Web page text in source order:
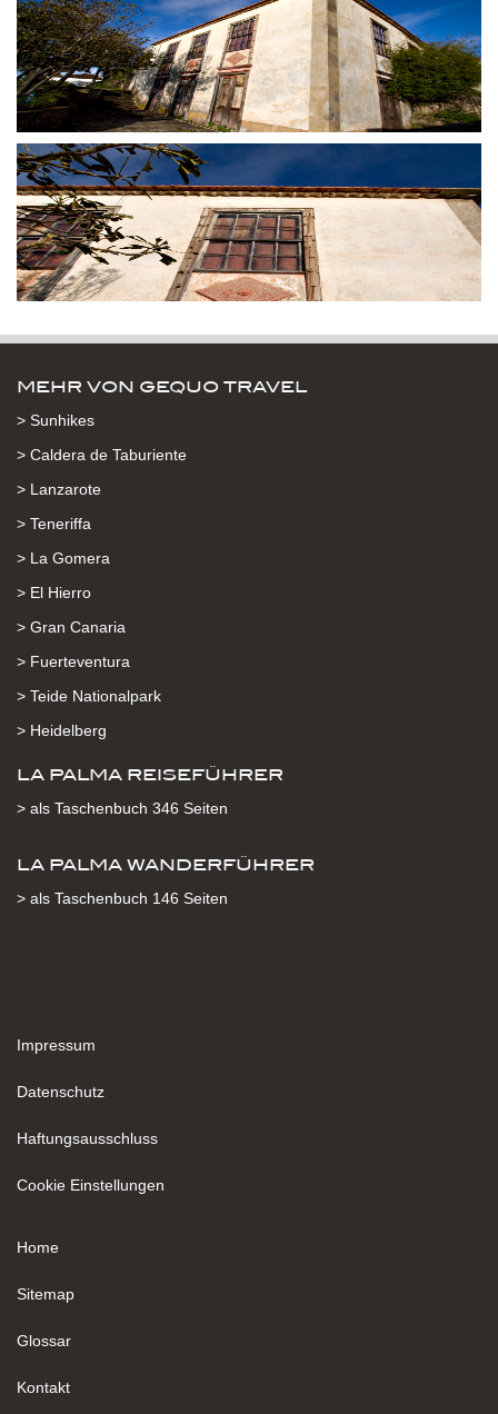
MEHR VON GEQUO TRAVEL
> Sunhikes
> Caldera de Taburiente
> Lanzarote
> Teneriffa
> La Gomera
> El Hierro
> Gran Canaria
> Fuerteventura
> Teide Nationalpark
> Heidelberg
LA PALMA REISEFÜHRER
> als Taschenbuch 346 Seiten
LA PALMA WANDERFÜHRER
> als Taschenbuch 146 Seiten
Impressum
Datenschutz
Haftungsausschluss
Cookie Einstellungen
Home
Sitemap
Glossar
Kontakt